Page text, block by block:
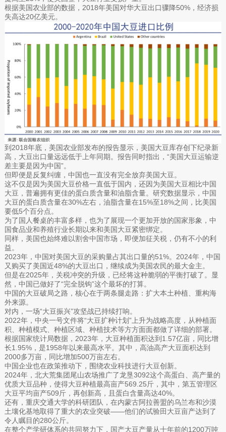
根据美国农业部的数据，2018年美国对华大豆出口骤降50%，经济损
失高达20亿美元。
到2018年底，美国农业部发布的报告显示，美国大豆库存创下纪录新
高，大豆出口量远远低于上年同期。报告同时指出，“美国大豆运输逆
差主要是因为中国”。
但即便是反复纠缠，中国也一直没有完全放弃美国大豆。
这不仅是因为美国大豆价格一直低于国内，还因为美国大豆相比中国
大豆，普遍拥有更佳的蛋白质含量和油脂含量。研究数据显示，中国
大豆的蛋白质含量在30%左右，油脂含量在15%至18%之间，比美国
要低5个百分点。
为了国人餐桌的丰富多样，也为了展现一个更加开放的国家形象，中
国食品业和养殖行业长期以来和美国大豆紧密绑定。
同样，美国也始终难以割舍中国市场，即便加征关税，仍有不小的利
益。
2023年，中国对美国大豆的采购量占其出口量的51%。2024年，中国
又购买了美国近48%的大豆出口，继续成为美国农民的最大金主。
但是在2025年，关税冲突的升级，已经将这种脆弱的平衡打破了。显
然，中国已做好了“完全脱钩”这个最坏的打算。
中国的大豆破局之路，核心在于两条腿走路：扩大本土种植、重构海
外来源。
对内，一场“大豆振兴”攻坚战已持续打响。
2022年，中央一号文件将“大豆扩种计划”上升为战略高度，从种植面
积、种植模式、种植区域、种植技术等方方面面都做了详细的部署。
根据国家统计局数据，2023年，大豆种植面积达到1.57亿亩，同比增
长1.95%，是1958年以来最高水平。其中，高油高产大豆面积达到
2000多万亩，同比增加500万亩左右。
中国企业也在政策推动下，围绕农业科技进行大豆创新。
2024年，北大荒集团尾山农场推广了龙垦3092这个高蛋白、高产量的
优质大豆品种，使得大豆种植最高亩产569.25斤，其中，第五管理区
大豆平均亩产509斤，再创新高，且蛋白含量高达40%。
还有，重庆交通大学的科研团队，在内蒙古阿拉善盟的乌兰布和沙漠
土壤化基地取得了重大的农业突破——他们的试验田大豆亩产达到了
令人瞩目的280公斤。
在整个产学研体系的共同努力下，国产大豆产量从十年前的1200万吨